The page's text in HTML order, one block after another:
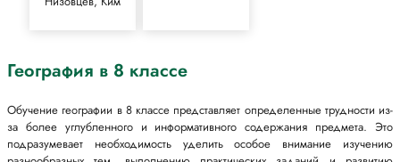
География в 8 классе
Обучение географии в 8 классе представляет определенные трудности из-
за более углубленного и информативного содержания предмета. Это
подразумевает необходимость уделить особое внимание изучению